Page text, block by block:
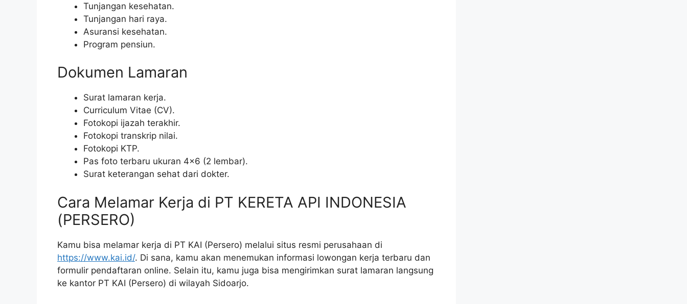
Tunjangan kesehatan.
Tunjangan hari raya.
Asuransi kesehatan.
Program pensiun.
Dokumen Lamaran
Surat lamaran kerja.
Curriculum Vitae (CV).
Fotokopi ijazah terakhir.
Fotokopi transkrip nilai.
Fotokopi KTP.
Pas foto terbaru ukuran 4×6 (2 lembar).
Surat keterangan sehat dari dokter.
Cara Melamar Kerja di PT KERETA API INDONESIA
(PERSERO)
Kamu bisa melamar kerja di PT KAI (Persero) melalui situs resmi perusahaan di
https://www.kai.id/. Di sana, kamu akan menemukan informasi lowongan kerja terbaru dan
formulir pendaftaran online. Selain itu, kamu juga bisa mengirimkan surat lamaran langsung
ke kantor PT KAI (Persero) di wilayah Sidoarjo.